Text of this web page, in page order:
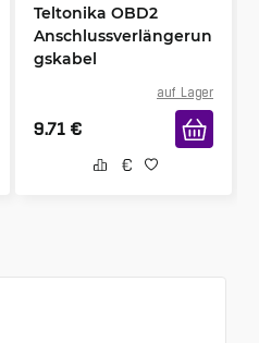
Teltonika OBD2
Anschlussverlängerun
gskabel
auf Lager
9.71 €